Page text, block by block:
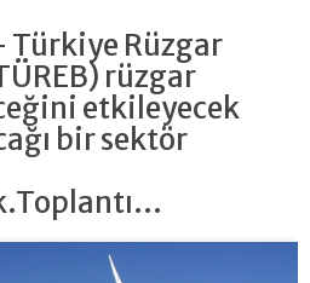
Türkiye Rüzgar
rüzgar
etkileyecek
bir sektör